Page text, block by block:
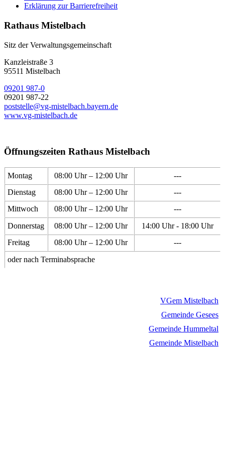
Erklärung zur Barrierefreiheit
Rathaus Mistelbach
Sitz der Verwaltungsgemeinschaft
Kanzleistraße 3
95511 Mistelbach
09201 987-0
09201 987-22
poststelle@vg-mistelbach.bayern.de
www.vg-mistelbach.de
Öffnungszeiten Rathaus Mistelbach
Montag 08:00 Uhr – 12:00 Uhr
---
Dienstag
08:00 Uhr – 12:00 Uhr
---
Mittwoch
08:00 Uhr – 12:00 Uhr
---
Donnerstag
08:00 Uhr – 12:00 Uhr
14:00 Uhr - 18:00 Uhr
Freitag
08:00 Uhr – 12:00 Uhr
---
oder nach Terminabsprache
VGem Mistelbach
Gemeinde Gesees
Gemeinde Hummeltal
Gemeinde Mistelbach